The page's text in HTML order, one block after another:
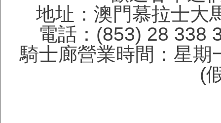
地址：澳門慕拉士大
電話：(853) 28 338
騎士廊營業時間：星期
(